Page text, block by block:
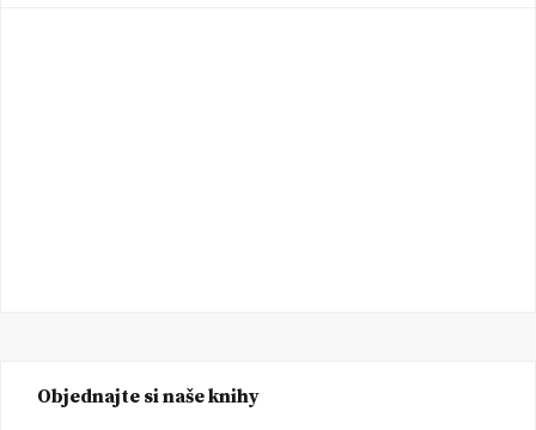
Objednajte si naše knihy